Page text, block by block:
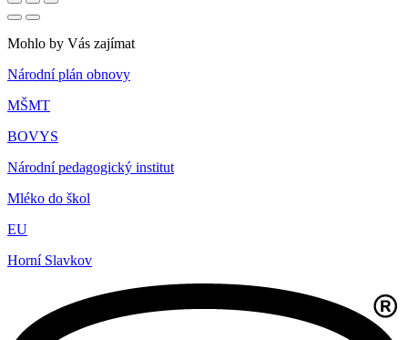
Mohlo by Vás zajímat
Národní plán obnovy
MŠMT
BOVYS
Národní pedagogický institut
Mléko do škol
EU
Horní Slavkov